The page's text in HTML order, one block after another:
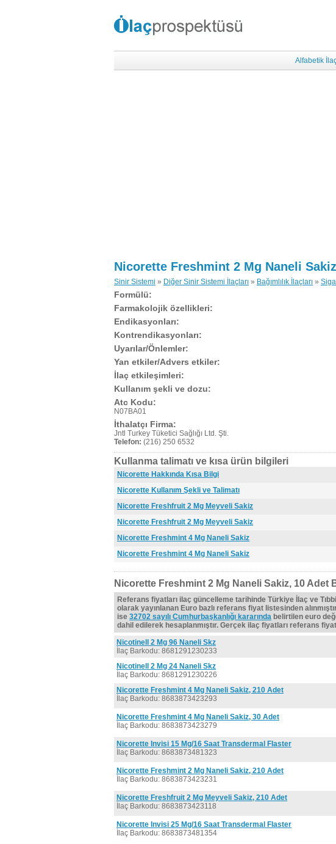
Alfabetik
Nicorette Freshmint 2 Mg Naneli
Sinir Sistemi » Diğer Sinir Sistemi İlaçları » Bağımlılık İlaçları »
Formülü:
Farmakolojik özellikleri:
Endikasyonları:
Kontrendikasyonları:
Uyarılar/Önlemler:
Yan etkiler/Advers etkiler:
İlaç etkileşimleri:
Kullanım şekli ve dozu:
Atc Kodu:
N07BA01
İthalatçı Firma:
Jntl Turkey Tüketici Sağlığı Ltd. Şti.
Telefon: (216) 250 6532
Kullanma talimatı ve kısa ürün bilgileri
Nicorette Hakkında Kısa Bilgi
Nicorette Kullanım Şekli ve Talimatı
Nicorette Freshfruit 2 Mg Meyveli Sakiz
Nicorette Freshfruit 2 Mg Meyveli Sakiz
Nicorette Freshmint 4 Mg Naneli Sakiz
Nicorette Freshmint 4 Mg Naneli Sakiz
Nicorette Freshmint 2 Mg Naneli Sakiz, 10 Adet
Referans fiyatları ilaç güncelleme tarihinde Türkiye İlaç ve
olarak yayınlanan Euro bazlı referans fiyat listesinden
ise 32702 sayılı Cumhurbaşkanlığı kararında belirtilen euro
dahil edilerek hesaplanmıştır. Gerçek ilaç fiyatları referans
Nicotinell 2 Mg 96 Naneli Skz
İlaç Barkodu: 8681291230233
Nicotinell 2 Mg 24 Naneli Skz
İlaç Barkodu: 8681291230226
Nicorette Freshmint 4 Mg Naneli Sakiz, 210 Adet
İlaç Barkodu: 8683873423293
Nicorette Freshmint 4 Mg Naneli Sakiz, 30 Adet
İlaç Barkodu: 8683873423279
Nicorette Invisi 15 Mg/16 Saat Transdermal Flaster
İlaç Barkodu: 8683873481323
Nicorette Freshmint 2 Mg Naneli Sakiz, 210 Adet
İlaç Barkodu: 8683873423231
Nicorette Freshfruit 2 Mg Meyveli Sakiz, 210 Adet
İlaç Barkodu: 8683873423118
Nicorette Invisi 25 Mg/16 Saat Transdermal Flaster
İlaç Barkodu: 8683873481354